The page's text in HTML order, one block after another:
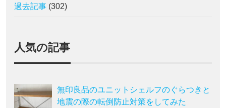
過去記事 (302)
人気の記事
無印良品のユニットシェルフのぐらつきと
地震の際の転倒防止対策をしてみた